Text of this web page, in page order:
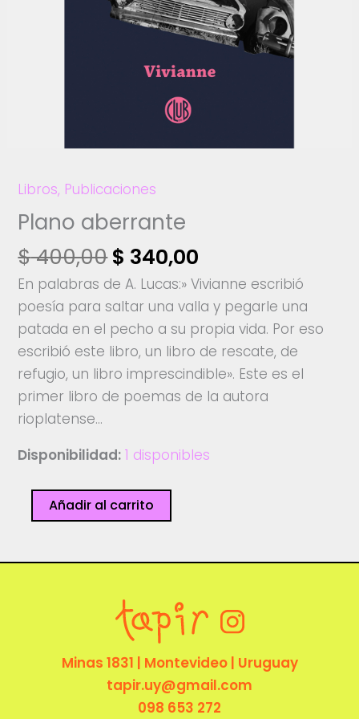
Libros, Publicaciones
Plano aberrante
$400,00El
precio
original
era:
$ 400,00.
$ 340,00
precio
actual
es:
$ 340,00.
En palabras de A. Lucas:» Vivianne escribió
poesía para saltar una valla y pegarle una
patada en el pecho a su propia vida. Por eso
escribió este libro, un libro de rescate, de
refugio, un libro imprescindible». Este es el
primer libro de poemas de la autora
rioplatense…
Disponibilidad: 1 disponibles
Plano
aberrante
Añadir al carrito
Minas 1831 | Montevideo | Uruguay
tapir.uy@gmail.com
098 653 272